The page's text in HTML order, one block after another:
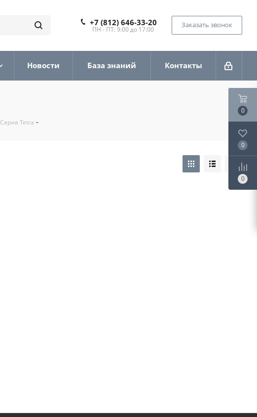
+7 (812) 646-33-20
ПН - ПТ: 9:00 до 17:00
Заказать звонок
Новости База знаний Контакты
Серия Tetra
0
0
0